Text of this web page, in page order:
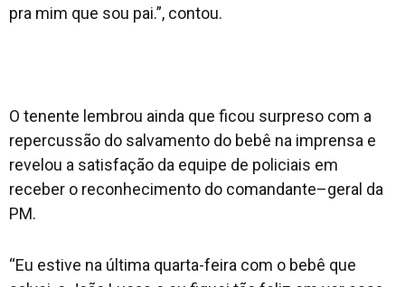
pra mim que sou pai.”, contou.
O tenente lembrou ainda que ficou surpreso com a
repercussão do salvamento do bebê na imprensa e
revelou a satisfação da equipe de policiais em
receber o reconhecimento do comandante–geral da
PM.
“Eu estive na última quarta-feira com o bebê que